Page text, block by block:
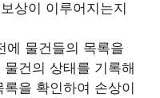
상이 이루어지는지
에 물건들의 목록을
건의 상태를 기록해
을 확인하여 손상이